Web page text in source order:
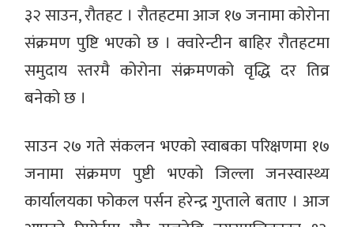
३२ साउन, रौतहट । रौतहटमा आज १७ जनामा कोरोना
संक्रमण पुष्टि भएको छ । क्वारेन्टीन बाहिर रौतहटमा
समुदाय स्तरमै कोरोना संक्रमणको वृद्धि दर तिव्र
बनेको छ ।
साउन २७ गते संकलन भएको स्वाबका परिक्षणमा १७
जनामा संक्रमण पुष्टी भएको जिल्ला जनस्वास्थ्य
कार्यालयका फोकल पर्सन हरेन्द्र गुप्ताले बताए । आज